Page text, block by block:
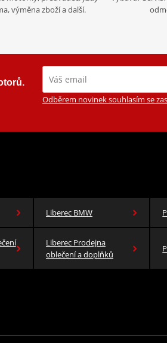
výměna zboží a další.
Odběrem novinek souhlasím se
Liberec BMW
Liberec Prodejna
oblečení a doplňků